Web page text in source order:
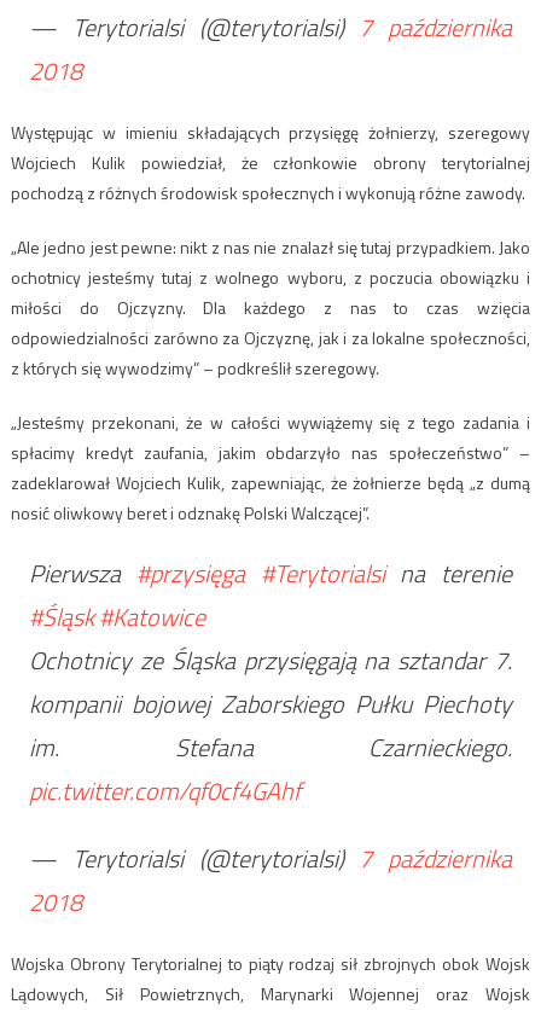
— Terytorialsi (@terytorialsi) 7 października
2018
Występując w imieniu składających przysięgę żołnierzy, szeregowy
Wojciech Kulik powiedział, że członkowie obrony terytorialnej
pochodzą z różnych środowisk społecznych i wykonują różne zawody.
„Ale jedno jest pewne: nikt z nas nie znalazł się tutaj przypadkiem. Jako
ochotnicy jesteśmy tutaj z wolnego wyboru, z poczucia obowiązku i
miłości do Ojczyzny. Dla każdego z nas to czas wzięcia
odpowiedzialności zarówno za Ojczyznę, jak i za lokalne społeczności,
z których się wywodzimy” – podkreślił szeregowy.
„Jesteśmy przekonani, że w całości wywiążemy się z tego zadania i
spłacimy kredyt zaufania, jakim obdarzyło nas społeczeństwo” –
zadeklarował Wojciech Kulik, zapewniając, że żołnierze będą „z dumą
nosić oliwkowy beret i odznakę Polski Walczącej”.
Pierwsza #przysięga #Terytorialsina terenie
#Śląsk#Katowice
Ochotnicy ze Śląska przysięgają na sztandar 7.
kompanii bojowej Zaborskiego Pułku Piechoty
im. Stefana Czarnieckiego.
pic.twitter.com/qf0cf4GAhf
— Terytorialsi (@terytorialsi) 7 października
2018
Wojska Obrony Terytorialnej to piąty rodzaj sił zbrojnych obok Wojsk
Lądowych, Sił Powietrznych, Marynarki Wojennej oraz Wojsk